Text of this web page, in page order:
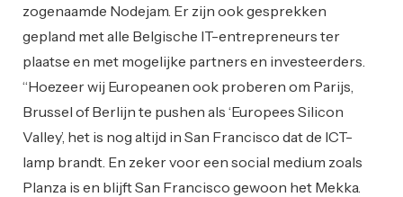
zogenaamde Nodejam. Er zijn ook gesprekken
gepland met alle Belgische IT-entrepreneurs ter
plaatse en met mogelijke partners en investeerders.
“Hoezeer wij Europeanen ook proberen om Parijs,
Brussel of Berlijn te pushen als ‘Europees Silicon
Valley’, het is nog altijd in San Francisco dat de ICT-
lamp brandt. En zeker voor een social medium zoals
Planza is en blijft San Francisco gewoon het Mekka.